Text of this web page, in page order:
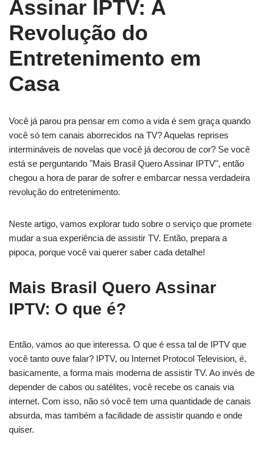
Assinar IPTV: A
Revolução do
Entretenimento em
Casa
Você já parou pra pensar em como a vida é sem graça quando
você só tem canais aborrecidos na TV? Aquelas reprises
intermináveis de novelas que você já decorou de cor? Se você
está se perguntando "Mais Brasil Quero Assinar IPTV", então
chegou a hora de parar de sofrer e embarcar nessa verdadeira
revolução do entretenimento.
Neste artigo, vamos explorar tudo sobre o serviço que promete
mudar a sua experiência de assistir TV. Então, prepara a
pipoca, porque você vai querer saber cada detalhe!
Mais Brasil Quero Assinar
IPTV: O que é?
Então, vamos ao que interessa. O que é essa tal de IPTV que
você tanto ouve falar? IPTV, ou Internet Protocol Television, é,
basicamente, a forma mais moderna de assistir TV. Ao invés de
depender de cabos ou satélites, você recebe os canais via
internet. Com isso, não só você tem uma quantidade de canais
absurda, mas também a facilidade de assistir quando e onde
quiser.